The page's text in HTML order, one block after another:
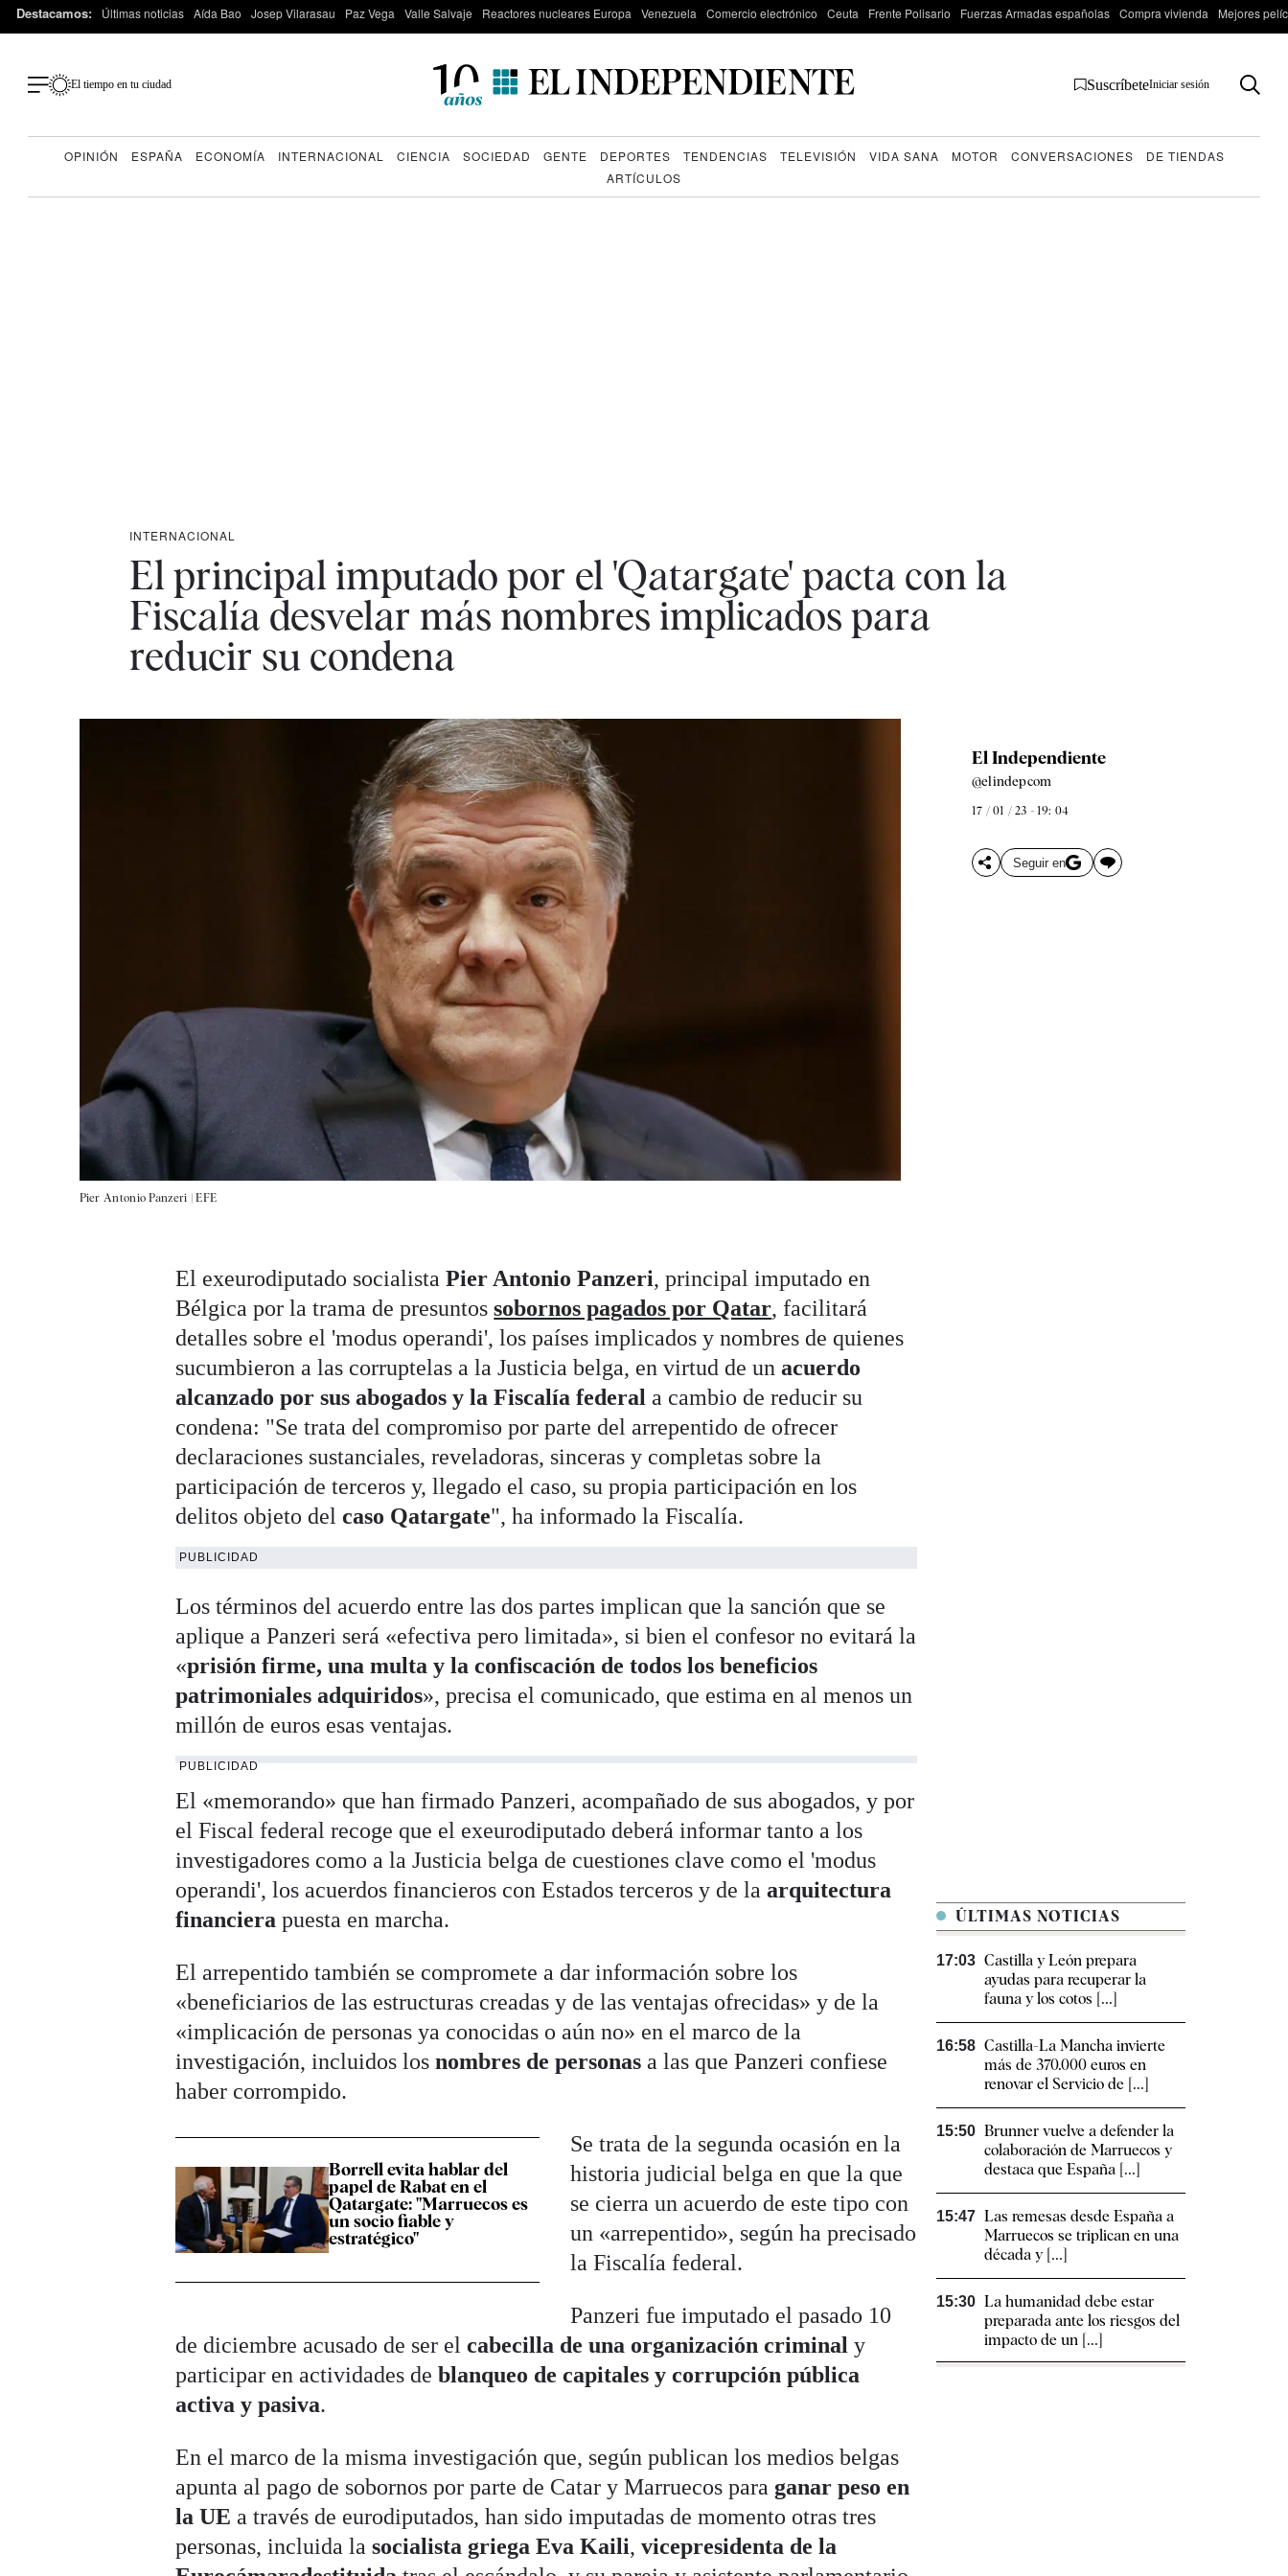
Destacamos: Últimas noticias Aída Bao Josep Vilarasau Paz Vega Valle Salvaje Reactores nucleares Europa Venezuela Comercio electrónico Ceuta Frente Polisario Fuerzas Armadas españolas Compra vivienda Mejores
El tiempo en tu ciudad SuscríbeteIniciar sesión
OPINIÓN ESPAÑA ECONOMÍA INTERNACIONAL CIENCIA SOCIEDAD GENTE DEPORTES TENDENCIAS TELEVISIÓN VIDA SANA MOTOR CONVERSACIONES
DE TIENDAS
ARTÍCULOS
INTERNACIONAL
El principal imputado por el 'Qatargate' pacta con la
Fiscalía desvelar más nombres implicados para
reducir su condena
Pier Antonio Panzeri |EFE
El Independiente
@elindepcom
17 / 01 / 23 - 19: 04
Seguir en
El exeurodiputado socialista Pier Antonio Panzeri, principal imputado en
Bélgica por la trama de presuntossobornos pagados por Qatar, facilitará
detalles sobre el 'modus operandi', los países implicados y nombres de quienes
sucumbieron a las corruptelas a la Justicia belga, en virtud de unacuerdo
alcanzado por sus abogados y la Fiscalía federal a cambio de reducir su
condena: "Se trata del compromiso por parte del arrepentido de ofrecer
declaraciones sustanciales, reveladoras, sinceras y completas sobre la
participación de terceros y, llegado el caso, su propia participación en los
delitos objeto delcaso Qatargate", ha informado la Fiscalía.
PUBLICIDAD
Los términos del acuerdo entre las dos partes implican que la sanción que se
aplique a Panzeri será «efectiva pero limitada», si bien el confesor no evitará la
«prisión firme, una multa y la confiscación de todos los beneficios
patrimoniales adquiridos», precisa el comunicado, que estima en al menos un
millón de euros esas ventajas.
PUBLICIDAD
El «memorando» que han firmado Panzeri, acompañado de sus abogados, y por
el Fiscal federal recoge que el exeurodiputado deberá informar tanto a los
investigadores como a la Justicia belga de cuestiones clave como el 'modus
operandi', los acuerdos financieros con Estados terceros y de laarquitectura
financiera puesta en marcha.
El arrepentido también se compromete a dar información sobre los
«beneficiarios de las estructuras creadas y de las ventajas ofrecidas» y de la
«implicación de personas ya conocidas o aún no» en el marco de la
investigación, incluidos losnombres de personas a las que Panzeri confiese
haber corrompido.
Borrell evita hablar del
papel de Rabat en el
Qatargate: "Marruecos es
un socio fiable y
estratégico"
Se trata de la segunda ocasión en la
historia judicial belga en que la que
se cierra un acuerdo de este tipo con
un «arrepentido», según ha precisado
la Fiscalía federal.
Panzeri fue imputado el pasado 10
de diciembre acusado de ser elcabecilla de una organización criminal y
participar en actividades deblanqueo de capitales y corrupción pública
activa y pasiva.
En el marco de la misma investigación que, según publican los medios belgas
apunta al pago de sobornos por parte de Catar y Marruecos para ganar peso en
la UE a través de eurodiputados, han sido imputadas de momento otras tres
personas, incluida lasocialista griega Eva Kaili,vicepresidenta de la
ÚLTIMAS NOTICIAS
17:03 Castilla y León prepara
ayudas para recuperar la
fauna y los cotos [...]
16:58 Castilla-La Mancha invierte
más de 370.000 euros en
renovar el Servicio de [...]
15:50 Brunner vuelve a defender la
colaboración de Marruecos y
destaca que España [...]
15:47 Las remesas desde España a
Marruecos se triplican en una
década y [...]
15:30 La humanidad debe estar
preparada ante los riesgos del
impacto de un [...]